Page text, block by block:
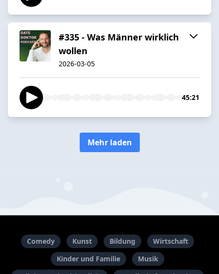
#335 - Was Männer wirklich
wollen
2026-03-05
45:21
Mehr laden
Comedy Kunst Bildung
Wirtschaft
Kinder und Familie
Musik